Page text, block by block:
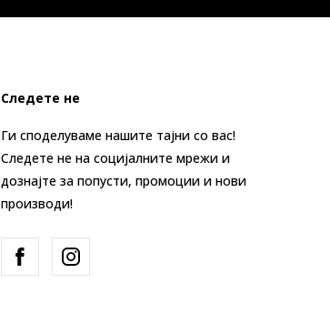
Следете не
Ги споделуваме нашите тајни со вас!
Следете не на социјалните мрежи и
дознајте за попусти, промоции и нови
производи!